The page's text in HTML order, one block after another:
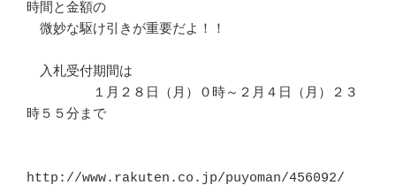
時間と金額の
微妙な駆け引きが重要だよ！！
入札受付期間は
１月２８日（月）０時～２月４日（月）２３
時５５分まで
http://www.rakuten.co.jp/puyoman/456092/